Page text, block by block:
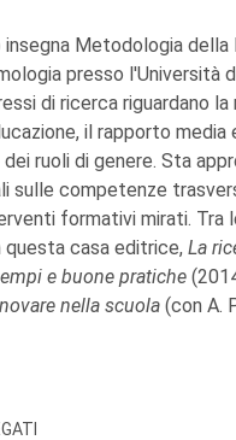
insegna Metodologia della
presso l'Università
di ricerca riguardano
il rapporto media
ruoli di genere. Sta
sulle competenze
formativi mirati. Tra
questa casa editrice, La
e buone pratiche
nella scuola (con A.